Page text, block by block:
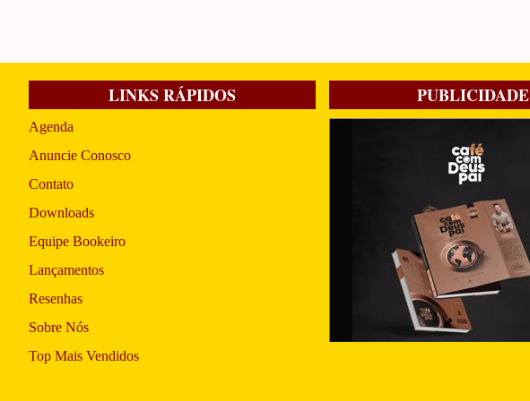
LINKS RÁPIDOS
Agenda
Anuncie Conosco
Contato
Downloads
Equipe Bookeiro
Lançamentos
Resenhas
Sobre Nós
Top Mais Vendidos
PUBLICIDADE